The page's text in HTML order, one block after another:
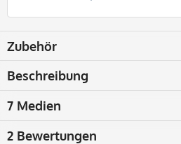
Zubehör
Beschreibung
7 Medien
2 Bewertungen